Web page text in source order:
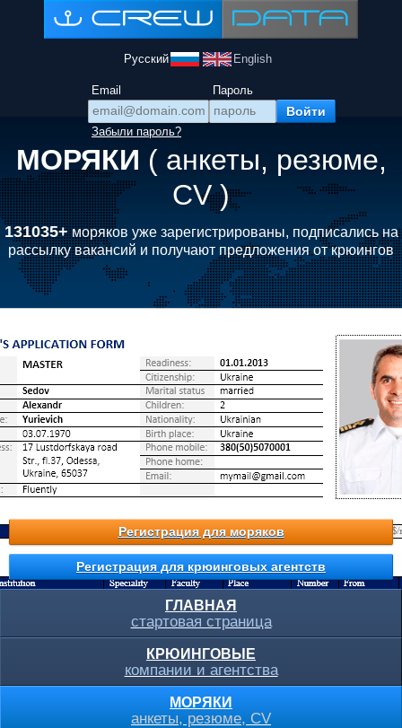
Русский English
Email Пароль
Забыли пароль?
МОРЯКИ ( анкеты, резюме,
CV )
131035+моряков уже зарегистрированы, подписались на
рассылку вакансий и получают предложения от крюингов
Регистрация для моряков
Регистрация для крюинговых агентств
ГЛАВНАЯ
стартовая страница
КРЮИНГОВЫЕ
компании и агентства
МОРЯКИ
анкеты, резюме, CV